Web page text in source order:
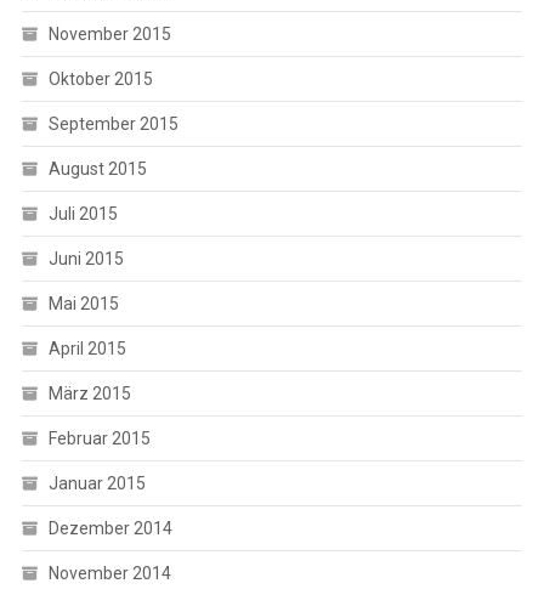
November 2015
Oktober 2015
September 2015
August 2015
Juli 2015
Juni 2015
Mai 2015
April 2015
März 2015
Februar 2015
Januar 2015
Dezember 2014
November 2014